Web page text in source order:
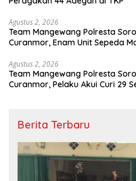
Agustus 2, 2026
Team Mangewang Polresta
Curanmor, Enam Unit Sepeda
Agustus 2, 2026
Team Mangewang Polresta
Curanmor, Pelaku Akui Curi 29
Berita Terbaru